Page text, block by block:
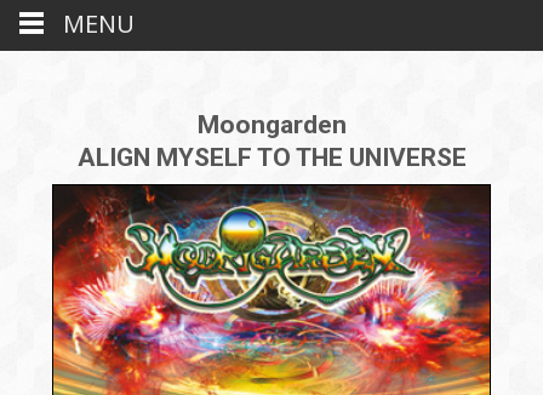
Moongarden
ALIGN MYSELF TO THE UNIVERSE
MENU